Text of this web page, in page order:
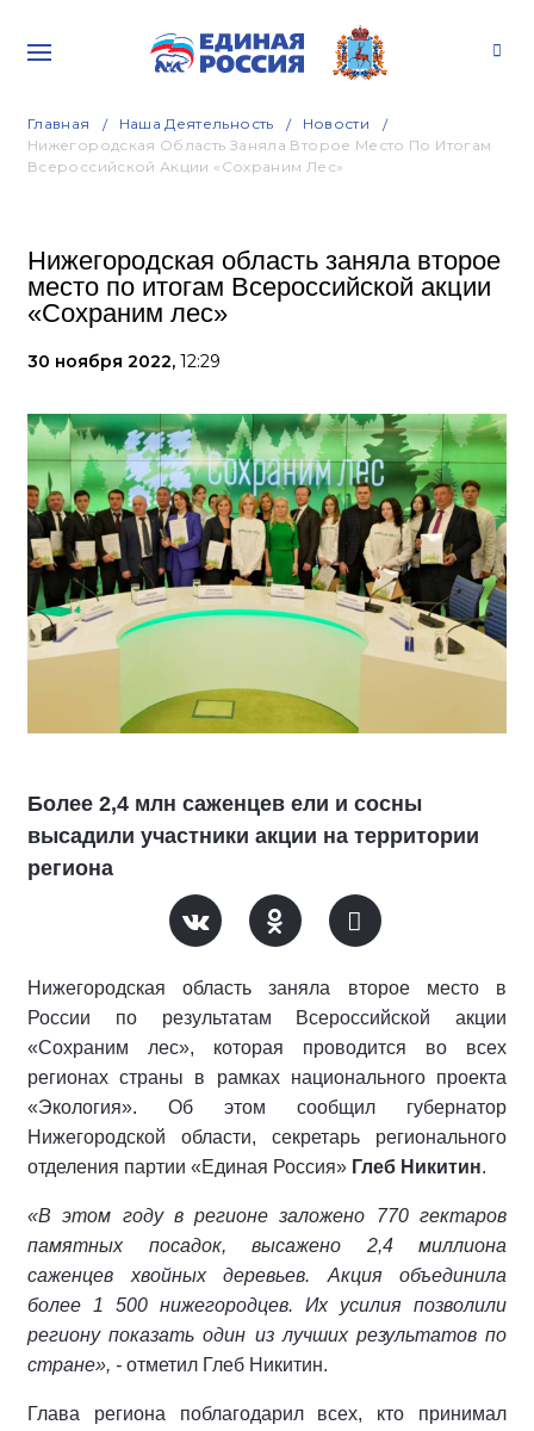
Главная Наша Деятельность
Новости
Нижегородская Область Заняла Второе Место По Итогам
Всероссийской Акции «Сохраним Лес»
Нижегородская область заняла второе
место по итогам Всероссийской акции
«Сохраним лес»
30 ноября 2022, 12:29
Более 2,4 млн саженцев ели и сосны
высадили участники акции на территории
региона
Нижегородская область заняла второе место в
России по результатам Всероссийской акции
«Сохраним лес», которая проводится во всех
регионах страны в рамках национального проекта
«Экология». Об этом сообщил губернатор
Нижегородской области, секретарь регионального
отделения партии «Единая Россия» Глеб Никитин.
«В этом году в регионе заложено 770 гектаров
памятных посадок, высажено 2,4 миллиона
саженцев хвойных деревьев. Акция объединила
более 1 500 нижегородцев. Их усилия позволили
региону показать один из лучших результатов по
стране», - отметил Глеб Никитин.
Глава региона поблагодарил всех, кто принимал